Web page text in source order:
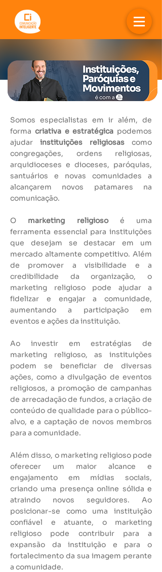
Somos especialistas em ir além, de
forma criativa e estratégica podemos
ajudar instituições religiosas como
congregações, ordens religiosas,
arquidioceses e dioceses, paróquias,
santuários e novas comunidades a
alcançarem novos patamares na
comunicação.
O marketing religioso é uma
ferramenta essencial para instituições
que desejam se destacar em um
mercado altamente competitivo. Além
de promover a visibilidade e a
credibilidade da organização, o
marketing religioso pode ajudar a
fidelizar e engajar a comunidade,
aumentando a participação em
eventos e ações da instituição.
Ao investir em estratégias de
marketing religioso, as instituições
podem se beneficiar de diversas
ações, como a divulgação de eventos
religiosos, a promoção de campanhas
de arrecadação de fundos, a criação de
conteúdo de qualidade para o público-
alvo, e a captação de novos membros
para a comunidade.
Além disso, o marketing religioso pode
oferecer um maior alcance e
engajamento em mídias sociais,
criando uma presença online sólida e
atraindo novos seguidores. Ao
posicionar-se como uma instituição
confiável e atuante, o marketing
religioso pode contribuir para a
expansão da instituição e para o
fortalecimento da sua imagem perante
a comunidade.